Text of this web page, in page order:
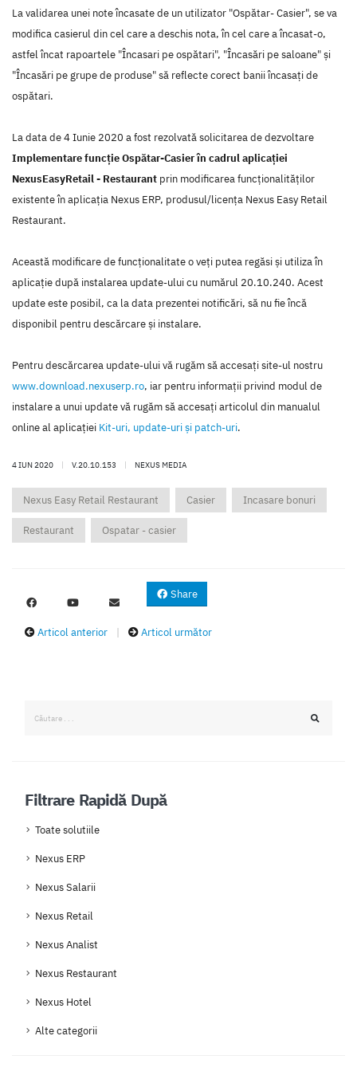
La validarea unei note încasate de un utilizator "Ospătar- Casier", se va
modifica casierul din cel care a deschis nota, în cel care a încasat-o,
astfel încat rapoartele "Încasari pe ospătari", "Încasări pe saloane" și
"Încasări pe grupe de produse" să reflecte corect banii încasați de
ospătari.
La data de 4 Iunie 2020 a fost rezolvată solicitarea de dezvoltare
Implementare funcție Ospătar-Casier în cadrul aplicației
NexusEasyRetail - Restaurant prin modificarea funcţionalităţilor
existente în aplicaţia Nexus ERP, produsul/licenţa Nexus Easy Retail
Restaurant.
Această modificare de funcţionalitate o veţi putea regăsi şi utiliza în
aplicaţie după instalarea update-ului cu numărul 20.10.240. Acest
update este posibil, ca la data prezentei notificări, să nu fie încă
disponibil pentru descărcare şi instalare.
Pentru descărcarea update-ului vă rugăm să accesaţi site-ul nostru
www.download.nexuserp.ro, iar pentru informaţii privind modul de
instalare a unui update vă rugăm să accesaţi articolul din manualul
online al aplicaţiei Kit-uri, update-uri şi patch-uri.
4 IUN 2020 | V.20.10.153 | NEXUS MEDIA
Nexus Easy Retail Restaurant Casier Incasare bonuri
Restaurant Ospatar - casier
Share
Articol anterior Articol următor
Filtrare Rapidă După
Toate solutiile
Nexus ERP
Nexus Salarii
Nexus Retail
Nexus Analist
Nexus Restaurant
Nexus Hotel
Alte categorii